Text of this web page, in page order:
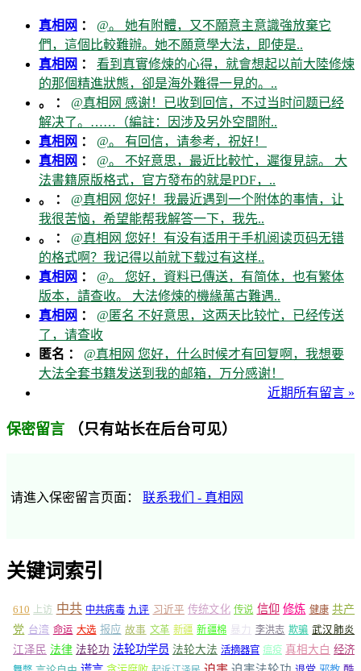
真相网 ： @。 她有附體，又不願意主意識強放棄它
們，這個比較難辦。她不願意學大法，即使是..
真相网 ： 看到真實修煉的心得，就會想起以前大陸修煉
的那個精進狀態，卻是海外難得一見的。..
。 ： @真相网 感谢！已收到回信，不过当时问题已经
解决了。……（編註：因涉及另外空間附..
真相网 ： @。 有回信，请参考，祝好！
真相网 ： @。 不好意思，最近比較忙，遲復見諒。 大
法書籍原版格式，官方發布的就是PDF，..
。 ： @真相网 您好！我最近遇到一个附体的事情，让
我很苦恼，希望能帮我解答一下，我先..
。 ： @真相网 您好！有没有适用于手机阅读页码无错
的格式啊？我记得以前就下载过有这样..
真相网 ： @。 您好，資料已傳送，有简体，也有繁体
版本，請查收。 大法修煉的機緣萬古難遇..
真相网 ： @匿名 不好意思，这两天比较忙，已经传送
了，请查收
匿名 ： @真相网 您好，什么时候才有回复啊，我想要
大法全套书籍发送到我的邮箱，万分感谢！
近期所有留言 »
保密留言 （只有站长在后台可见）
请進入保密留言页面： 联系我们 - 真相网
关键词索引
610 上访 中共 中共病毒 九评 习近平 传统文化 传说 信仰 修炼 健康 共产
党 台湾 命运 大选 报应 故事 文革 新疆 新疆棉 暴力 李洪志 欺骗 武汉肺炎
江泽民 法律 法轮功 法轮功学员 法轮大法 活摘器官 瘟疫 真相大白 经济